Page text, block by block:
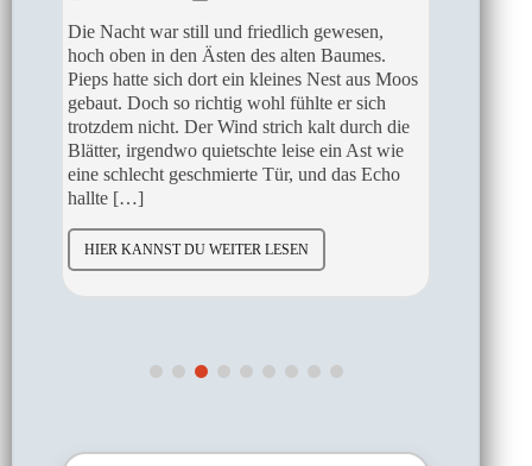
Pieps wachte auf. Er war müde von dem
gestrigen, langen Weg durch das Grasmeer,
doch der neue Tag brachte eine leichte,
hoffnungsvolle Wärme. Langsam stand er auf
und bereitete sich auf den Weiterweg vor. Das
tiefe Grollen des Wasserfalls erinnerte ihn
schnell daran, wo er sich befand. Er packte
seine Sachen, ging zum See und […]
HIER KANNST DU WEITER LESEN